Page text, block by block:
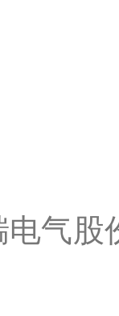
气股